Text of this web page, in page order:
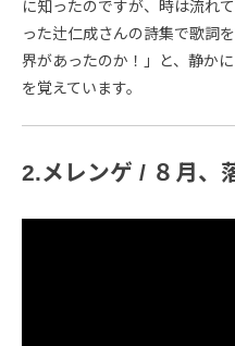
に知ったのですが、時は流れ
った辻仁成さんの詩集で歌詞
界があったのか！」と、静か
を覚えています。
2.メレンゲ / ８月、